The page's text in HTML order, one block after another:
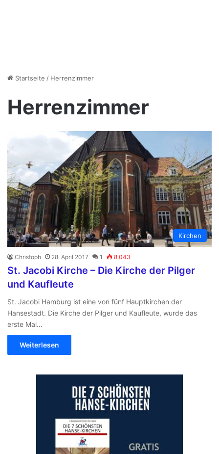
Startseite / Herrenzimmer
Herrenzimmer
Kirchen
Christoph 28. April 2017 1 8.043
St. Jacobi Kirche – Die Kirche der Pilger
und Kaufleute
St. Jacobi Hamburg ist eine von fünf Hauptkirchen der
Hansestadt. Die Kirche der Pilger und Kaufleute, wurde das
erste Mal…
Weiterlesen